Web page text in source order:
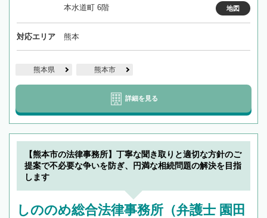
本水道町 6階
地図
対応エリア 熊本
熊本県 熊本市
詳細を見る
【熊本市の法律事務所】丁寧な聞き取りと適切な方針のご
提案で不必要な争いを防ぎ、円満な相続問題の解決を目指
します
しののめ総合法律事務所（弁護士 園田